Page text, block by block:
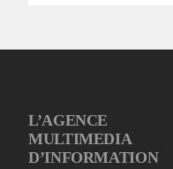
L’AGENCE
MULTIMEDIA
D’INFORMATION